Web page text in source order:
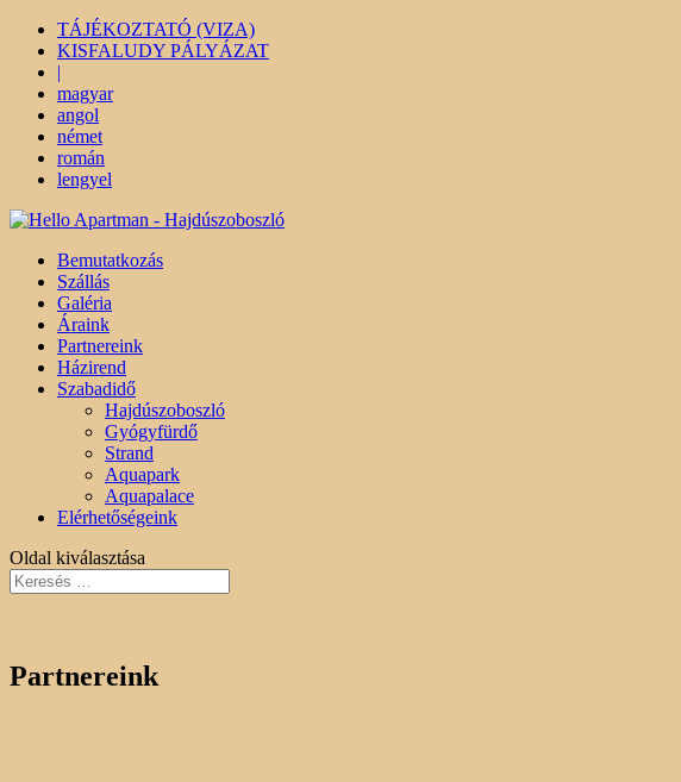
TÁJÉKOZTATÓ (VIZA)
KISFALUDY PÁLYÁZAT
|
magyar
angol
német
román
lengyel
Bemutatkozás
Szállás
Galéria
Áraink
Partnereink
Házirend
Szabadidő
Hajdúszoboszló
Gyógyfürdő
Strand
Aquapark
Aquapalace
Elérhetőségeink
Oldal kiválasztása
Partnereink